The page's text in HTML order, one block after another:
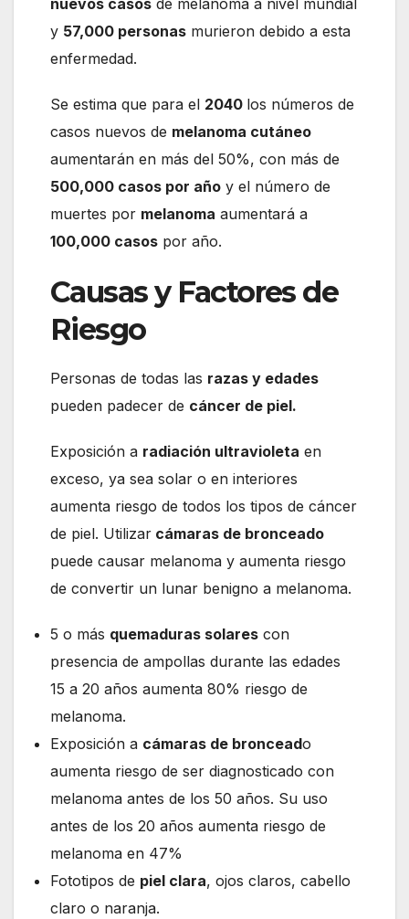
nuevos casos de melanoma a nivel mundial
y 57,000 personas murieron debido a esta
enfermedad.
Se estima que para el 2040 los números de
casos nuevos de melanoma cutáneo
aumentarán en más del 50%, con más de
500,000 casos por año y el número de
muertes por melanoma aumentará a
100,000 casos por año.
Causas y Factores de
Riesgo
Personas de todas las razas y edades
pueden padecer de cáncer de piel.
Exposición a radiación ultravioleta en
exceso, ya sea solar o en interiores
aumenta riesgo de todos los tipos de cáncer
de piel. Utilizar cámaras de bronceado
puede causar melanoma y aumenta riesgo
de convertir un lunar benigno a melanoma.
5 o más quemaduras solares con
presencia de ampollas durante las edades
15 a 20 años aumenta 80% riesgo de
melanoma.
Exposición a cámaras de bronceado
aumenta riesgo de ser diagnosticado con
melanoma antes de los 50 años. Su uso
antes de los 20 años aumenta riesgo de
melanoma en 47%
Fototipos de piel clara, ojos claros, cabello
claro o naranja.